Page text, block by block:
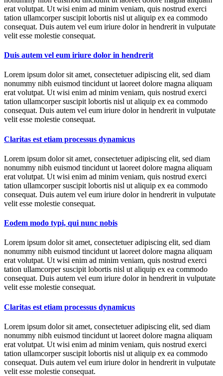
erat volutpat. Ut wisi enim ad minim veniam, quis nostrud exerci
tation ullamcorper suscipit lobortis nisl ut aliquip ex ea commodo
consequat. Duis autem vel eum iriure dolor in hendrerit in vulputate
velit esse molestie consequat.
Duis autem vel eum iriure dolor in hendrerit
Lorem ipsum dolor sit amet, consectetuer adipiscing elit, sed diam
nonummy nibh euismod tincidunt ut laoreet dolore magna aliquam
erat volutpat. Ut wisi enim ad minim veniam, quis nostrud exerci
tation ullamcorper suscipit lobortis nisl ut aliquip ex ea commodo
consequat. Duis autem vel eum iriure dolor in hendrerit in vulputate
velit esse molestie consequat.
Claritas est etiam processus dynamicus
Lorem ipsum dolor sit amet, consectetuer adipiscing elit, sed diam
nonummy nibh euismod tincidunt ut laoreet dolore magna aliquam
erat volutpat. Ut wisi enim ad minim veniam, quis nostrud exerci
tation ullamcorper suscipit lobortis nisl ut aliquip ex ea commodo
consequat. Duis autem vel eum iriure dolor in hendrerit in vulputate
velit esse molestie consequat.
Eodem modo typi, qui nunc nobis
Lorem ipsum dolor sit amet, consectetuer adipiscing elit, sed diam
nonummy nibh euismod tincidunt ut laoreet dolore magna aliquam
erat volutpat. Ut wisi enim ad minim veniam, quis nostrud exerci
tation ullamcorper suscipit lobortis nisl ut aliquip ex ea commodo
consequat. Duis autem vel eum iriure dolor in hendrerit in vulputate
velit esse molestie consequat.
Claritas est etiam processus dynamicus
Lorem ipsum dolor sit amet, consectetuer adipiscing elit, sed diam
nonummy nibh euismod tincidunt ut laoreet dolore magna aliquam
erat volutpat. Ut wisi enim ad minim veniam, quis nostrud exerci
tation ullamcorper suscipit lobortis nisl ut aliquip ex ea commodo
consequat. Duis autem vel eum iriure dolor in hendrerit in vulputate
velit esse molestie consequat.